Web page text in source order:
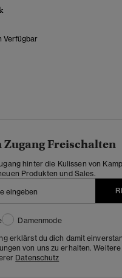
Verfügbar
Zugang Freischalten
hinter die Kulissen von
Produkten und Sales.
Damenmode
erklärst du dich damit
von uns zu erhalten.
Datenschutz